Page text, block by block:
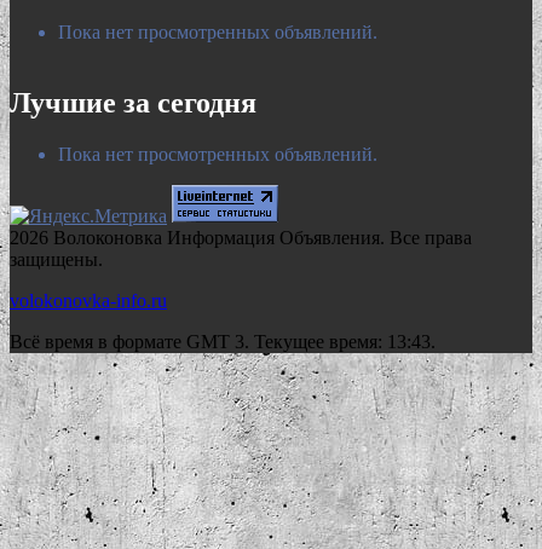
Пока нет просмотренных объявлений.
Лучшие за сегодня
Пока нет просмотренных объявлений.
2026 Волоконовка Информация Объявления. Все права
защищены.
volokonovka-info.ru
Всё время в формате GMT 3. Текущее время: 13:43.